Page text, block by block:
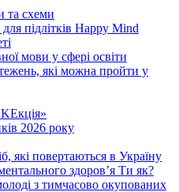
та схеми
підлітків Happy Mind
мови у сфері освіти
які можна пройти у
2026 року
які повертаються в Україну
здоров’я Ти як?
з тимчасово окупованих